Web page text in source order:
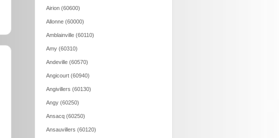
Airion (60600)
Allonne (60000)
Amblainville (60110)
Amy (60310)
Andeville (60570)
Angicourt (60940)
Angivillers (60130)
Angy (60250)
Ansacq (60250)
Ansauvillers (60120)